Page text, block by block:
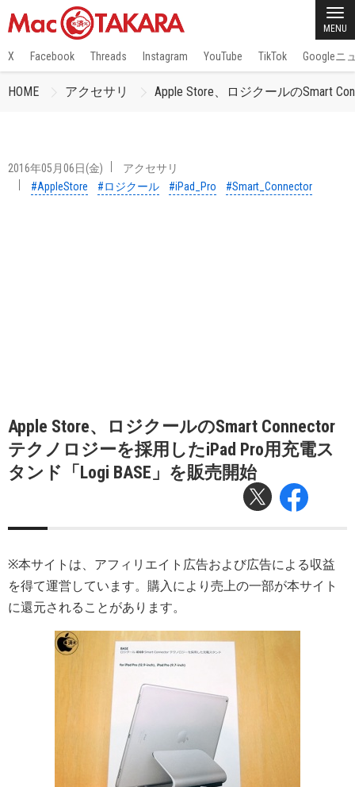
MENU
X Facebook Threads Instagram YouTube TikTok Googleニ
HOME アクセサリ Apple Store、ロジクールのSmart
2016年05月06日(金)
アクセサリ
#AppleStore
#ロジクール #iPad_Pro #Smart_Connector
Apple Store、ロジクールのSmart Connector
テクノロジーを採用したiPad Pro用充電ス
タンド「Logi BASE」を販売開始
※本サイトは、アフィリエイト広告および広告による収益
を得て運営しています。購入により売上の一部が本サイト
に還元されることがあります。